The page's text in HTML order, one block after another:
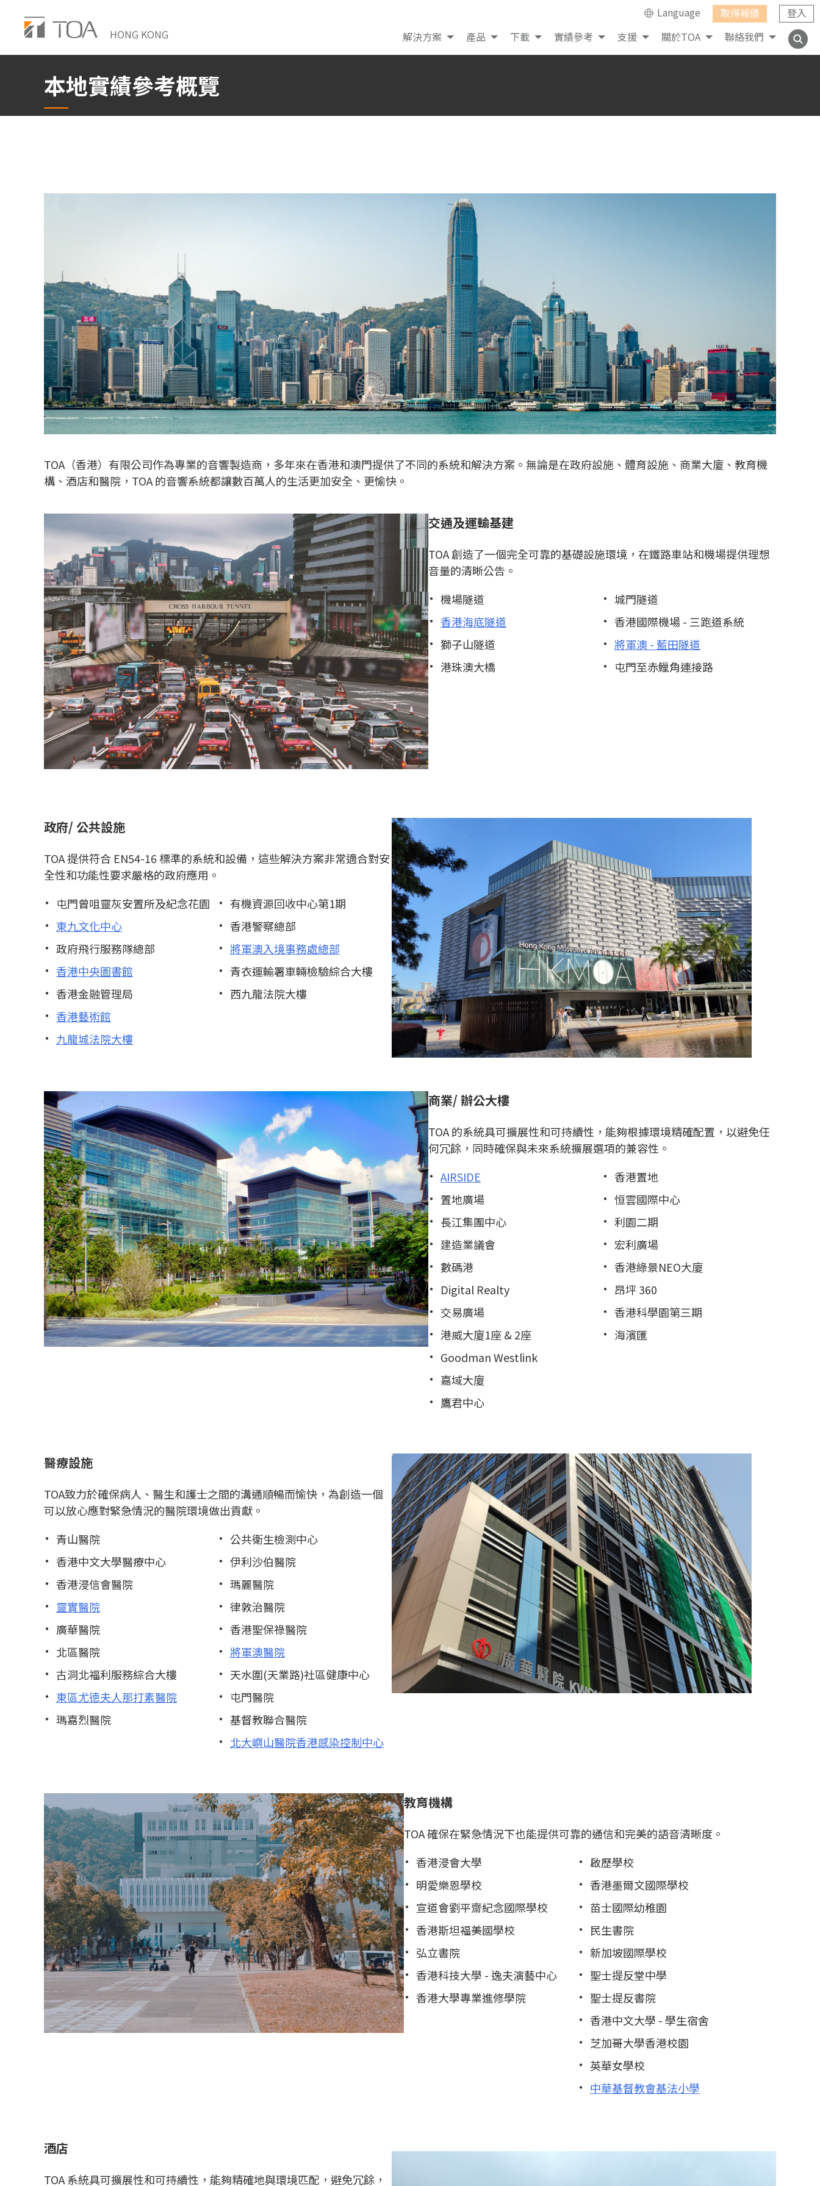
main
content
HONG KONG
Language 取得報價
登入
解決方案
產品 下載 實績參考 支援 關於TOA 聯絡我們
本地實績參考概覽
TOA（香港）有限公司作為專業的音響製造商，多年來在香港和澳門提供了不同的系統和解決方案。無論是在政府設施、體育設施、商業大廈、教育機
構、酒店和醫院，TOA 的音響系統都讓數百萬人的生活更加安全、更愉快。
交通及運輸基建
TOA 創造了一個完全可靠的基礎設施環境，在鐵路車站和機場提供理想
音量的清晰公告。
機場隧道
香港海底隧道
獅子山隧道
港珠澳大橋
城門隧道
香港國際機場 - 三跑道系統
將軍澳 - 藍田隧道
屯門至赤鱲角連接路
政府/ 公共設施
TOA 提供符合 EN54-16 標準的系統和設備，這些解決方案非常適合對安
全性和功能性要求嚴格的政府應用。
屯門曾咀靈灰安置所及紀念花園
東九文化中心
政府飛行服務隊總部
香港中央圖書館
香港金融管理局
香港藝術館
九龍城法院大樓
有機資源回收中心第1期
香港警察總部
將軍澳入境事務處總部
青衣運輸署車輛檢驗綜合大樓
西九龍法院大樓
商業/ 辦公大樓
TOA 的系統具可擴展性和可持續性，能夠根據環境精確配置，以避免任
何冗餘，同時確保與未來系統擴展選項的兼容性。
AIRSIDE
置地廣場
長江集團中心
建造業議會
數碼港
Digital Realty
交易廣場
港威大廈1座 & 2座
Goodman Westlink
嘉域大廈
鷹君中心
香港置地
恒雲國際中心
利園二期
宏利廣場
香港綠景NEO大廈
昂坪 360
香港科學園第三期
海濱匯
醫療設施
TOA致力於確保病人、醫生和護士之間的溝通順暢而愉快，為創造一個
可以放心應對緊急情況的醫院環境做出貢獻。
青山醫院
香港中文大學醫療中心
香港浸信會醫院
靈實醫院
廣華醫院
北區醫院
古洞北福利服務綜合大樓
東區尤德夫人那打素醫院
瑪嘉烈醫院
公共衛生檢測中心
伊利沙伯醫院
瑪麗醫院
律敦治醫院
香港聖保祿醫院
將軍澳醫院
天水圍(天業路)社區健康中心
屯門醫院
基督教聯合醫院
北大嶼山醫院香港感染控制中心
教育機構
TOA 確保在緊急情況下也能提供可靠的通信和完美的語音清晰度。
香港浸會大學
明愛樂恩學校
宣道會劉平齋紀念國際學校
香港斯坦福美國學校
弘立書院
香港科技大學 - 逸夫演藝中心
香港大學專業進修學院
啟歷學校
香港墨爾文國際學校
苗士國際幼稚園
民生書院
新加坡國際學校
聖士提反堂中學
聖士提反書院
香港中文大學 - 學生宿舍
芝加哥大學香港校園
英華女學校
中華基督教會基法小學
酒店
TOA 系統具可擴展性和可持續性，能夠精確地與環境匹配，避免冗餘，